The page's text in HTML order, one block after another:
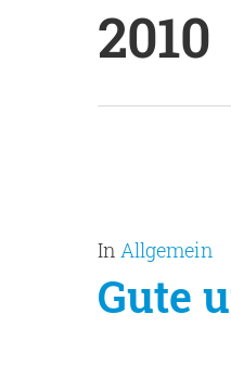
2010
In Allgemein
Gute